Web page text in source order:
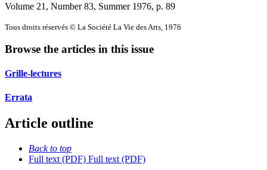
Volume 21, Number 83, Summer 1976, p. 89
Tous droits réservés © La Société La Vie des Arts, 1976
Browse the articles in this issue
Grille-lectures
Errata
Article outline
Back to top
Full text (PDF) Full text (PDF)